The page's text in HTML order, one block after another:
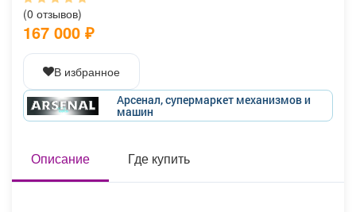
Афиша
Товары Поздравления Погода
ТВ программа Я - пенсионер
(0 отзывов)
167 000 ₽
В избранное
Арсенал, супермаркет механизмов и
машин
Описание Где купить